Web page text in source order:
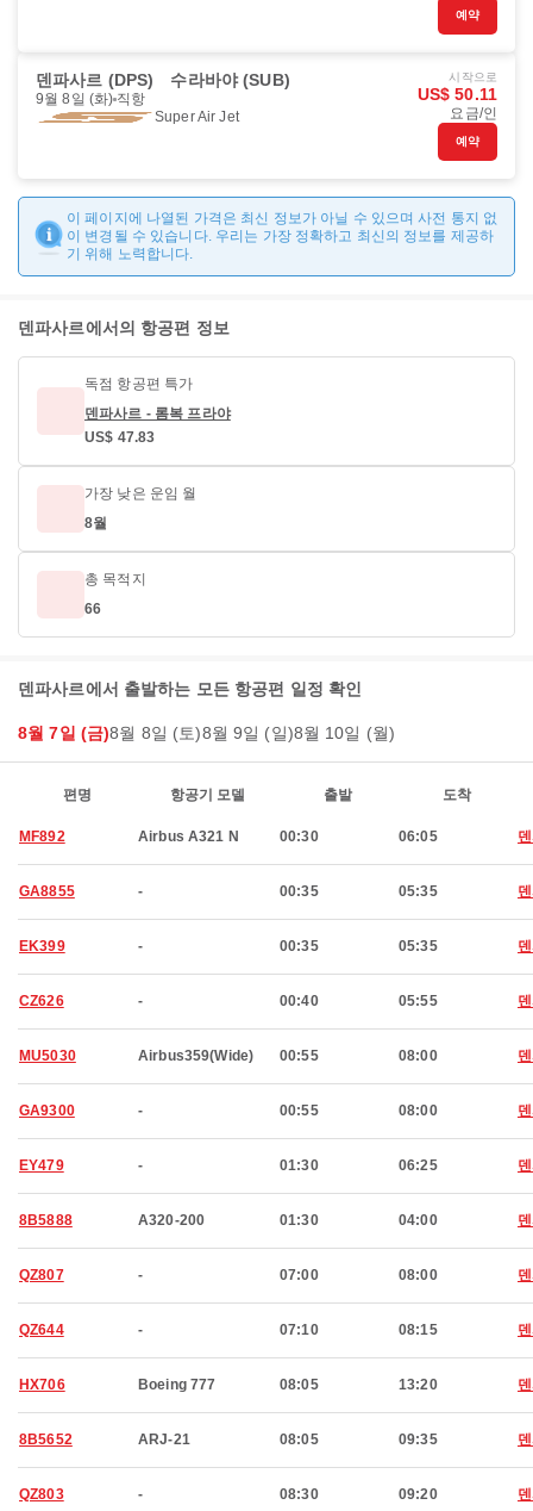
예약
덴파사르 (DPS) 수라바야 (SUB)
9월 8일 (화) 직항
Super Air Jet
시작으로
US$ 50.11
요금/인
예약
이 페이지에 나열된 가격은 최신 정보가 아닐 수 있으며 사전 통지 없
이 변경될 수 있습니다. 우리는 가장 정확하고 최신의 정보를 제공하
기 위해 노력합니다.
덴파사르에서의 항공편 정보
독점 항공편 특가
덴파사르 - 롬복 프라야
US$ 47.83
가장 낮은 운임 월
8월
총 목적지
66
덴파사르에서 출발하는 모든 항공편 일정 확인
8월 7일 (금)8월 8일 (토)8월 9일 (일)8월 10일 (월)
편명 항공기 모델 출발 도착
MF892 Airbus A321 N 00:30 06:05
GA8855 - 00:35 05:35
EK399 - 00:35 05:35
CZ626 - 00:40 05:55
MU5030 Airbus359(Wide) 00:55 08:00
GA9300 - 00:55 08:00
EY479 - 01:30 06:25
8B5888 A320-200 01:30 04:00
QZ807 - 07:00 08:00
QZ644 - 07:10 08:15
HX706 Boeing 777 08:05 13:20
8B5652 ARJ-21 08:05 09:35
QZ803 - 08:30 09:20